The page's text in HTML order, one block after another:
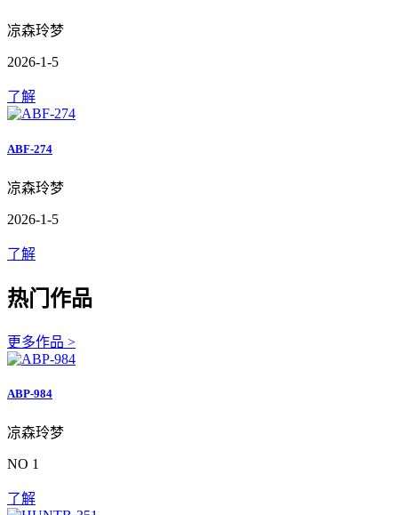
凉森玲梦
2026-1-5
了解
ABF-274
凉森玲梦
2026-1-5
了解
热门作品
更多作品 >
ABP-984
凉森玲梦
NO 1
了解